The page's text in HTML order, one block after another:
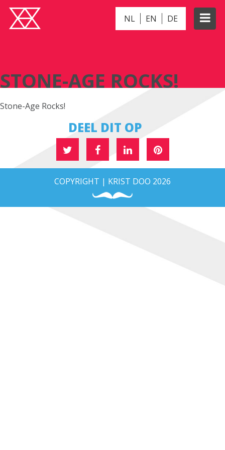
NL EN DE
STONE-AGE ROCKS!
Stone-Age Rocks!
DEEL DIT OP
COPYRIGHT | KRIST DOO 2026